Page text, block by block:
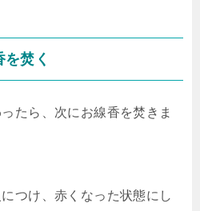
焚く
たら、次にお線香を焚きま
つけ、赤くなった状態にし